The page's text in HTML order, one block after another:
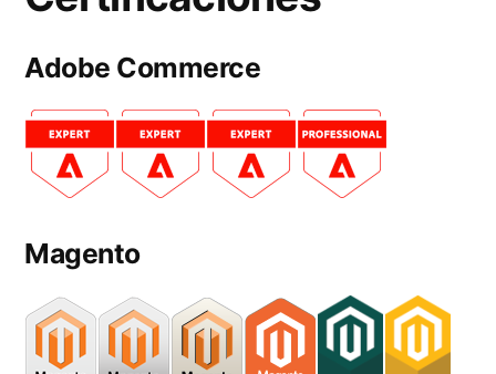
Adobe Commerce
Magento